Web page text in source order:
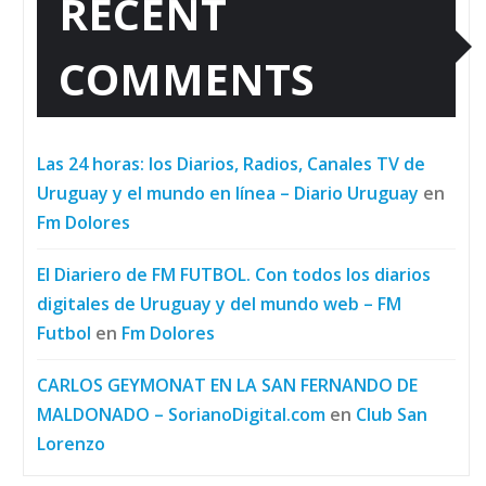
RECENT
COMMENTS
Las 24 horas: los Diarios, Radios, Canales TV de
Uruguay y el mundo en línea – Diario Uruguay en
Fm Dolores
El Diariero de FM FUTBOL. Con todos los diarios
digitales de Uruguay y del mundo web – FM
Futbol en Fm Dolores
CARLOS GEYMONAT EN LA SAN FERNANDO DE
MALDONADO – SorianoDigital.com en Club San
Lorenzo